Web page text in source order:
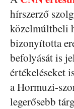
hírszerző
közelmúltbeli
bizonyította
befolyását is
értékeléseket
a Hormuzi-
legerősebb